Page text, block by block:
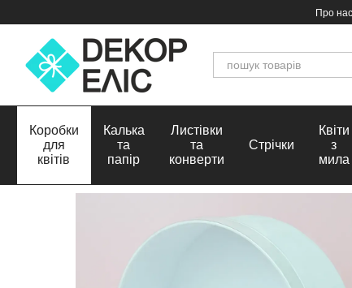
Про нас
Коробки
для
квітів
Калька
та
папір
Листівки
та
конверти
Стрічки
Квіти
з
мила